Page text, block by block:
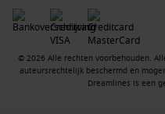
© 2026 Alle rechten voorbehouden.
auteursrechtelijk beschermd en
Dreamlines is een